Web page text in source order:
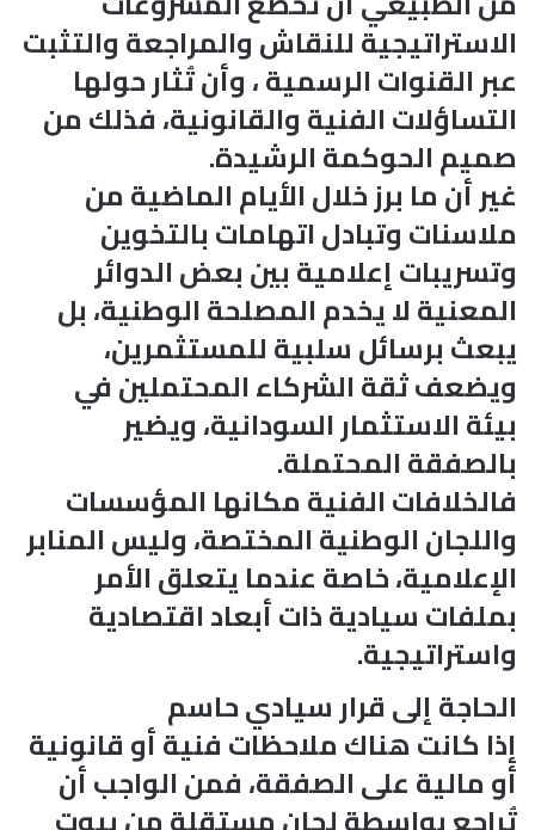
الاستراتيجية للنقاش والمراجعة والتثبت
عبر القنوات الرسمية ، وأن تُثار حولها
التساؤلات الفنية والقانونية، فذلك من
صميم الحوكمة الرشيدة.
غير أن ما برز خلال الأيام الماضية من
ملاسنات وتبادل اتهامات بالتخوين
وتسريبات إعلامية بين بعض الدوائر
المعنية لا يخدم المصلحة الوطنية، بل
يبعث برسائل سلبية للمستثمرين،
ويضعف ثقة الشركاء المحتملين في
بيئة الاستثمار السودانية، ويضير
بالصفقة المحتملة.
فالخلافات الفنية مكانها المؤسسات
واللجان الوطنية المختصة، وليس المنابر
الإعلامية، خاصة عندما يتعلق الأمر
بملفات سيادية ذات أبعاد اقتصادية
واستراتيجية.
الحاجة إلى قرار سيادي حاسم
إذا كانت هناك ملاحظات فنية أو قانونية
أو مالية على الصفقة، فمن الواجب أن